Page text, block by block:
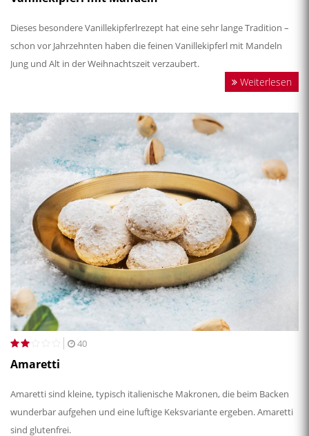
Dieses besondere Vanillekipferlrezept hat eine sehr lange Tradition –
schon vor Jahrzehnten haben die feinen Vanillekipferl mit Mandeln
Jung und Alt in der Weihnachtszeit verzaubert.
Weiterlesen
40
Amaretti
Amaretti sind kleine, typisch italienische Makronen, die beim Backen
wunderbar aufgehen und eine luftige Keksvariante ergeben. Amaretti
sind glutenfrei.